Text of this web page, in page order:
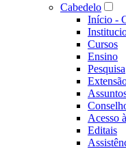
Cabedelo
Início -
Cursos
Ensino
Pesquisa
Acesso
Editais